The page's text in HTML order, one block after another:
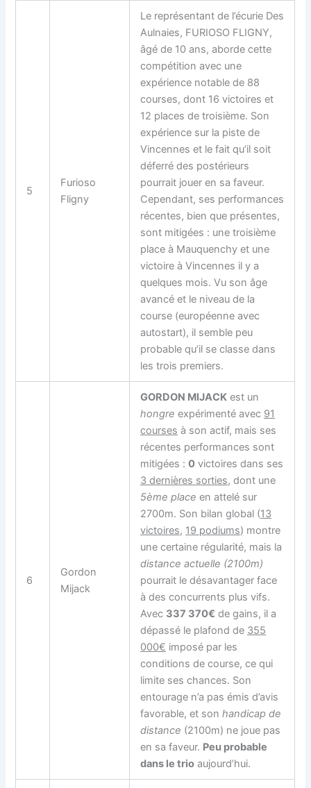
5
Furioso
Fligny
Le représentant de l’écurie Des
Aulnaies, FURIOSO FLIGNY,
âgé de 10 ans, aborde cette
compétition avec une
expérience notable de 88
courses, dont 16 victoires et
12 places de troisième. Son
expérience sur la piste de
Vincennes et le fait qu’il soit
déferré des postérieurs
pourrait jouer en sa faveur.
Cependant, ses performances
récentes, bien que présentes,
sont mitigées : une troisième
place à Mauquenchy et une
victoire à Vincennes il y a
quelques mois. Vu son âge
avancé et le niveau de la
course (européenne avec
autostart), il semble peu
probable qu’il se classe dans
les trois premiers.
6
Gordon
Mijack
GORDON MIJACK est un
hongre expérimenté avec 91
courses à son actif, mais ses
récentes performances sont
mitigées :0 victoires dans ses
3 dernières sorties, dont une
5ème place en attelé sur
2700m. Son bilan global (13
victoires, 19 podiums) montre
une certaine régularité, mais la
distance actuelle (2100m)
pourrait le désavantager face
à des concurrents plus vifs.
Avec 337 370€ de gains, il a
dépassé le plafond de 355
000€ imposé par les
conditions de course, ce qui
limite ses chances. Son
entourage n’a pas émis d’avis
favorable, et sonhandicap de
distance (2100m) ne joue pas
en sa faveur. Peu probable
dans le trio aujourd’hui.